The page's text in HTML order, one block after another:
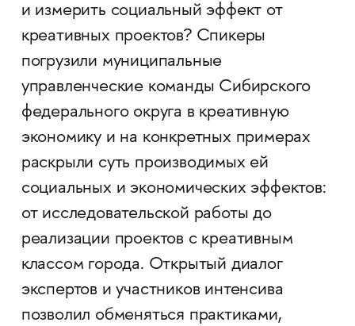
и измерить социальный эффект от
креативных проектов? Спикеры
погрузили муниципальные
управленческие команды Сибирского
федерального округа в креативную
экономику и на конкретных примерах
раскрыли суть производимых ей
социальных и экономических эффектов:
от исследовательской работы до
реализации проектов с креативным
классом города. Открытый диалог
экспертов и участников интенсива
позволил обменяться практиками,